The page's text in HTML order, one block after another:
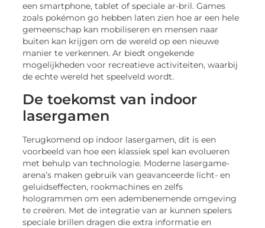
een smartphone, tablet of speciale ar-bril. Games
zoals pokémon go hebben laten zien hoe ar een hele
gemeenschap kan mobiliseren en mensen naar
buiten kan krijgen om de wereld op een nieuwe
manier te verkennen. Ar biedt ongekende
mogelijkheden voor recreatieve activiteiten, waarbij
de echte wereld het speelveld wordt.
De toekomst van indoor
lasergamen
Terugkomend op indoor lasergamen, dit is een
voorbeeld van hoe een klassiek spel kan evolueren
met behulp van technologie. Moderne lasergame-
arena’s maken gebruik van geavanceerde licht- en
geluidseffecten, rookmachines en zelfs
hologrammen om een adembenemende omgeving
te creëren. Met de integratie van ar kunnen spelers
speciale brillen dragen die extra informatie en